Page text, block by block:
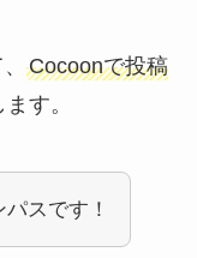
Cocoonで投稿
す。
スです！